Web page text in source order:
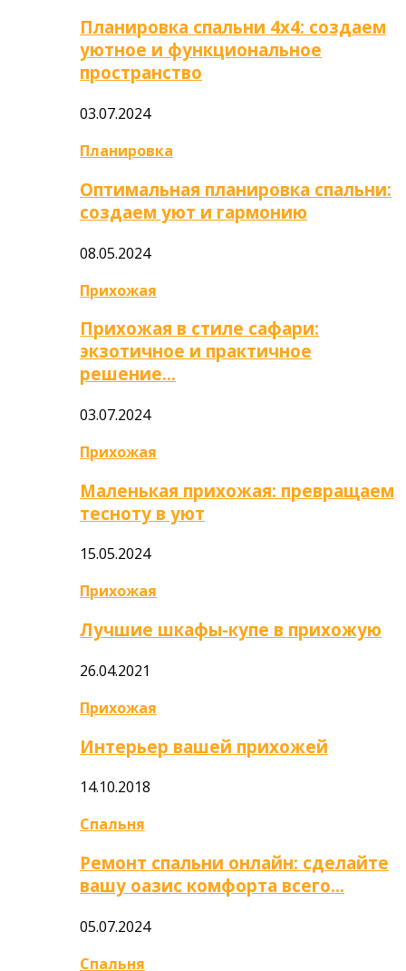
Планировка спальни 4х4: создаем
уютное и функциональное
пространство
03.07.2024
Планировка
Оптимальная планировка спальни:
создаем уют и гармонию
08.05.2024
Прихожая
Прихожая в стиле сафари:
экзотичное и практичное
решение…
03.07.2024
Прихожая
Маленькая прихожая: превращаем
тесноту в уют
15.05.2024
Прихожая
Лучшие шкафы-купе в прихожую
26.04.2021
Прихожая
Интерьер вашей прихожей
14.10.2018
Спальня
Ремонт спальни онлайн: сделайте
вашу оазис комфорта всего…
05.07.2024
Спальня